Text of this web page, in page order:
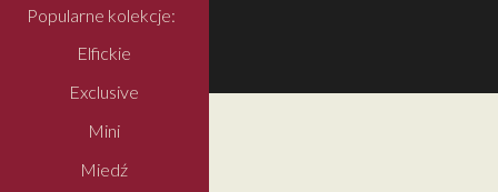
Popularne kolekcje:
Elfickie
Exclusive
Mini
Miedź